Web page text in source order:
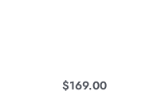
$169.00